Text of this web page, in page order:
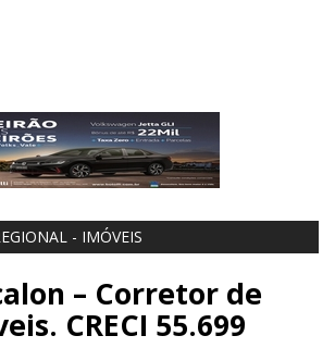
- IMÓVEIS
– Corretor de
CRECI 55.699